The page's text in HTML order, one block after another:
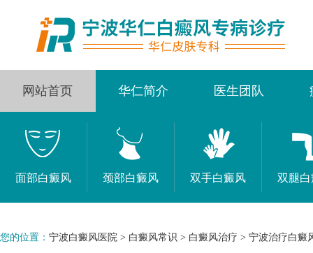
网站首页 华仁简介 医生团队
面部白癜风 颈部白癜风 双手白癜风 双腿
您的位置： 宁波白癜风医院 > 白癜风常识 > 白癜风治疗 > 宁波治疗白癜